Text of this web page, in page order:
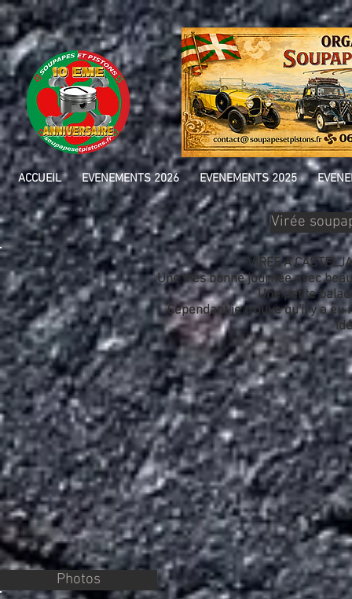
ACCUEIL EVENEMENTS 2026 EVENEMENTS 2025
Virée
VIREE A
Une trés bonne journée avec
Une petite
Cependant je trouve qu'il y a
Photos